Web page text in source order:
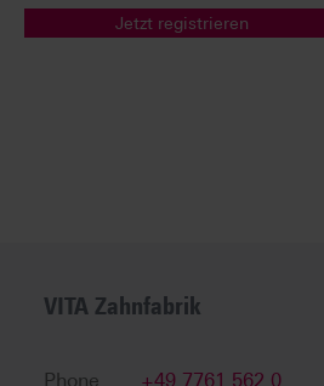
Jetzt registrieren
VITA Zahnfabrik
Phone +49 7761 562 0